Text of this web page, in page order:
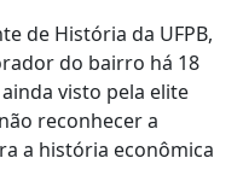
de História da UFPB,
do bairro há 18
visto pela elite
reconhecer a
a história econômica